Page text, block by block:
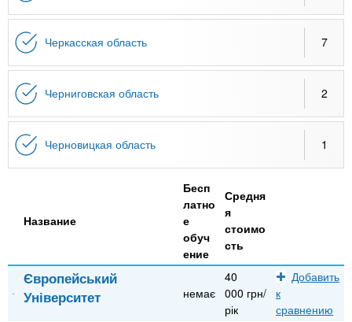
Черкасская область 7
Черниговская область 2
Черновицкая область 1
Название
Бесп
латно
е
обуч
ение
Средня
я
стоимо
сть
Європейський
Університет
немає
40
000 грн/
рік
Добавить
к
сравнению